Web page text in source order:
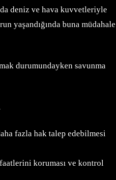
deniz ve hava kuvvetleriyle
yaşandığında buna müdahale
durumundayken savunma
fazla hak talep edebilmesi
koruması ve kontrol